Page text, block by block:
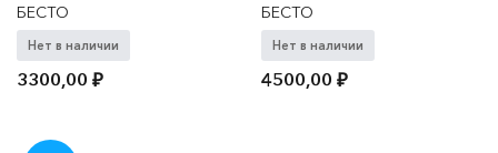
БЕСТО
Нет в наличии
3300,00₽
БЕСТО
Нет в наличии
4500,00₽